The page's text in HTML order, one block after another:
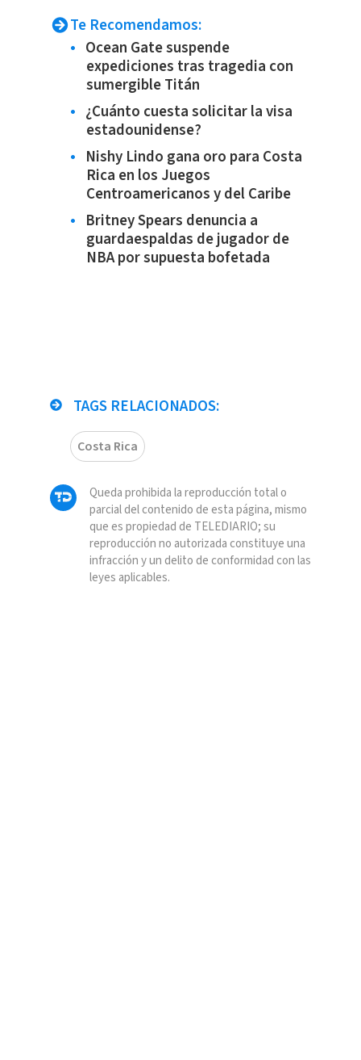
Te Recomendamos:
Ocean Gate suspende
expediciones tras tragedia con
sumergible Titán
¿Cuánto cuesta solicitar la visa
estadounidense?
Nishy Lindo gana oro para Costa
Rica en los Juegos
Centroamericanos y del Caribe
Britney Spears denuncia a
guardaespaldas de jugador de
NBA por supuesta bofetada
TAGS RELACIONADOS:
Costa Rica
Queda prohibida la reproducción total o
parcial del contenido de esta página, mismo
que es propiedad de TELEDIARIO; su
reproducción no autorizada constituye una
infracción y un delito de conformidad con las
leyes aplicables.